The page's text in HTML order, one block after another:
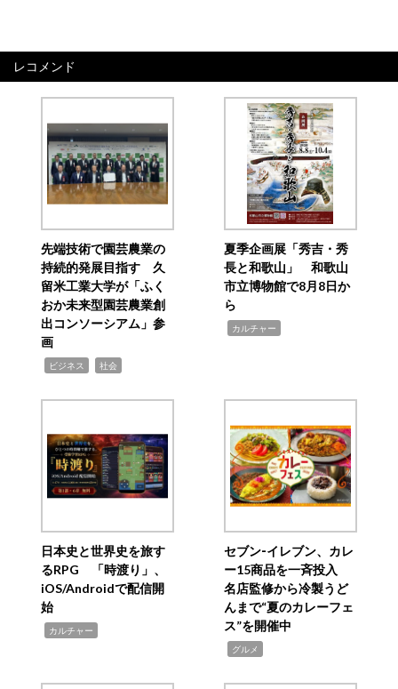
レコメンド
先端技術で園芸農業の
持続的発展目指す 久
留米工業大学が「ふく
おか未来型園芸農業創
出コンソーシアム」参
画
ビジネス 社会
夏季企画展「秀吉・秀
長と和歌山」 和歌山
市立博物館で8月8日か
ら
カルチャー
日本史と世界史を旅す
るRPG 「時渡り」、
iOS/Androidで配信開
始
カルチャー
セブン‐イレブン、カレ
ー15商品を一斉投入
名店監修から冷製うど
んまで“夏のカレーフェ
ス”を開催中
グルメ